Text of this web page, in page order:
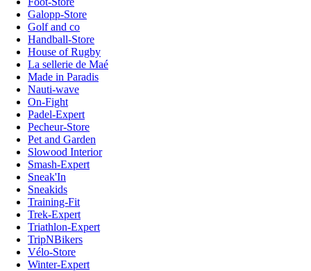
Galopp-Store
Golf and co
Handball-Store
House of Rugby
La sellerie de Maé
Made in Paradis
Nauti-wave
On-Fight
Padel-Expert
Pecheur-Store
Pet and Garden
Slowood Interior
Smash-Expert
Sneak'In
Sneakids
Training-Fit
Trek-Expert
Triathlon-Expert
TripNBikers
Vélo-Store
Winter-Expert